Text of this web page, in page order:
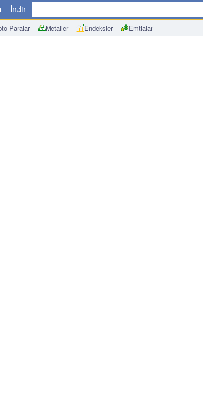
İndir
Paralar Metaller Endeksler Emtialar